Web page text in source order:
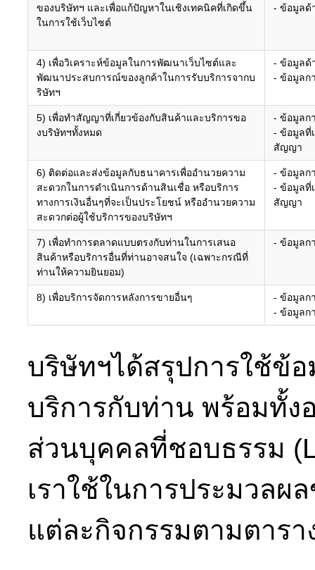
ของบริษัทฯ และเพื่อแก้ปัญหาในเชิงเทคนิคที่เกิดขึ้น
ในการใช้เว็บไซต์
- ข้อมูลด้
4) เพื่อวิเคราะห์ข้อมูลในการพัฒนาเว็บไซต์และ
พัฒนาประสบการณ์ของลูกค้าในการรับบริการจากบ
ริษัทฯ
- ข้อมูลด้
- ข้อมูลก
5) เพื่อทำสัญญาที่เกี่ยวข้องกับสินค้าและบริการขอ
งบริษัทฯทั้งหมด
- ข้อมูลก
- ข้อมูลที่
สัญญา
6) ติดต่อและส่งข้อมูลกับธนาคารเพื่ออำนวยความ
สะดวกในการดำเนินการด้านสินเชื่อ หรือบริการ
ทางการเงินอื่นๆที่จะเป็นประโยชน์ หรืออำนวยความ
สะดวกต่อผู้ใช้บริการของบริษัทฯ
- ข้อมูลก
- ข้อมูลที่
สัญญา
7) เพื่อทำการตลาดแบบตรงกับท่านในการเสนอ
สินค้าหรือบริการอื่นที่ท่านอาจสนใจ (เฉพาะกรณีที่
ท่านให้ความยินยอม)
- ข้อมูลก
8) เพื่อบริการจัดการหลังการขายอื่นๆ
- ข้อมูลก
- ข้อมูลก
บริษัทฯได้สรุปการใช้ข้
บริการกับท่าน พร้อมทั้ง
ส่วนบุคคลที่ชอบธรรม
เราใช้ในการประมวล
แต่ละกิจกรรมตามตารา